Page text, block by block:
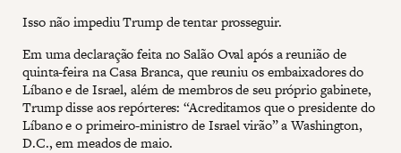
Isso não impediu Trump de tentar prosseguir.
Em uma declaração feita no Salão Oval após a reunião de
quinta-feira na Casa Branca, que reuniu os embaixadores do
Líbano e de Israel, além de membros de seu próprio gabinete,
Trump disse aos repórteres: “Acreditamos que o presidente do
Líbano e o primeiro-ministro de Israel virão” a Washington,
D.C., em meados de maio.